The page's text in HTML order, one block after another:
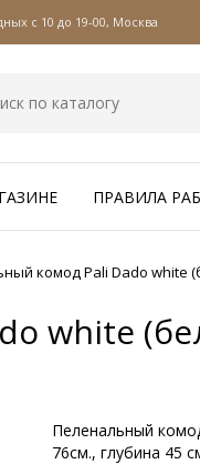
с 10 до 19-00, Москва
ПРАВИЛА
комод Pali Dado white
white
Пеленальный
76см., глубина 45